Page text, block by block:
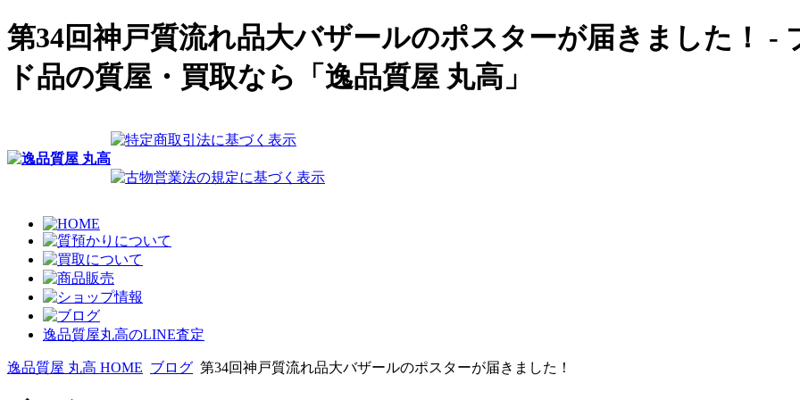
第34回神戸質流れ品大バザールのポスターが届きました！ -
ド品の質屋・買取なら「逸品質屋 丸高」
逸品質屋丸高のLINE査定
逸品質屋 丸高 HOME ブログ 第34回神戸質流れ品大バザールのポスターが届きました！